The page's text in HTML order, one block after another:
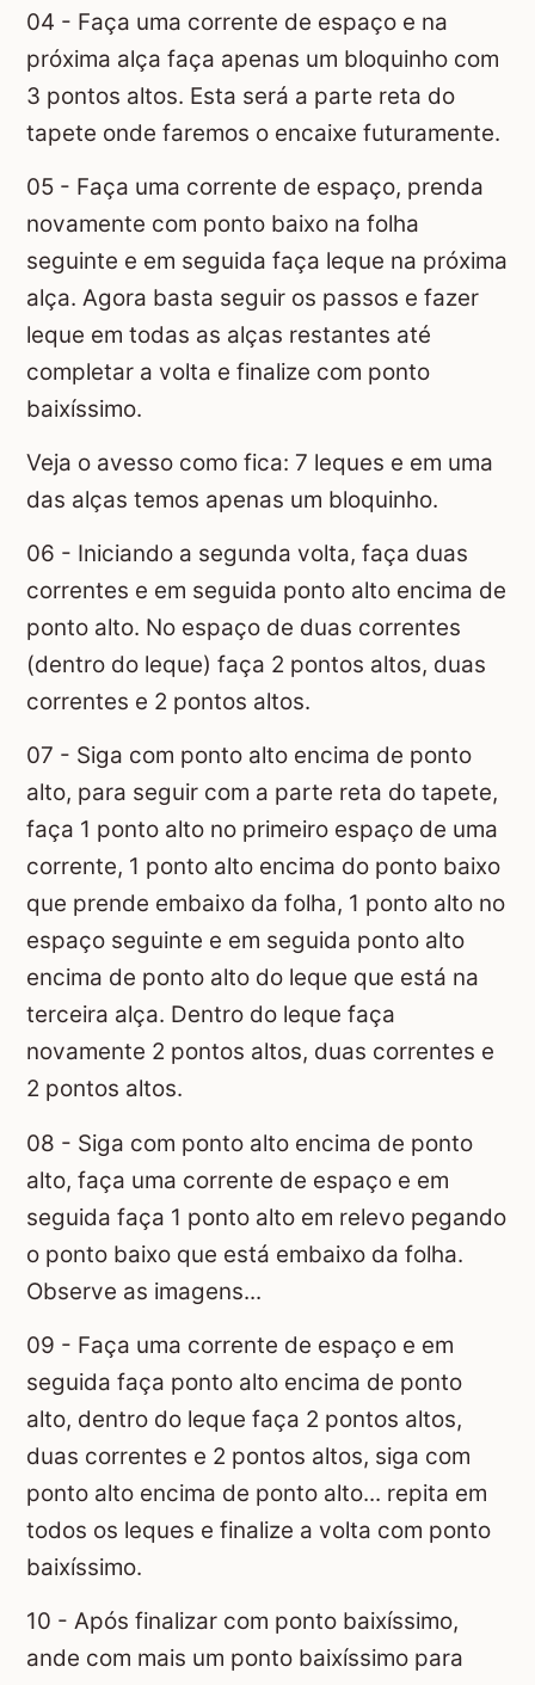
04 - Faça uma corrente de espaço e na
próxima alça faça apenas um bloquinho com
3 pontos altos. Esta será a parte reta do
tapete onde faremos o encaixe futuramente.
05 - Faça uma corrente de espaço, prenda
novamente com ponto baixo na folha
seguinte e em seguida faça leque na próxima
alça. Agora basta seguir os passos e fazer
leque em todas as alças restantes até
completar a volta e finalize com ponto
baixíssimo.
Veja o avesso como fica: 7 leques e em uma
das alças temos apenas um bloquinho.
06 - Iniciando a segunda volta, faça duas
correntes e em seguida ponto alto encima de
ponto alto. No espaço de duas correntes
(dentro do leque) faça 2 pontos altos, duas
correntes e 2 pontos altos.
07 - Siga com ponto alto encima de ponto
alto, para seguir com a parte reta do tapete,
faça 1 ponto alto no primeiro espaço de uma
corrente, 1 ponto alto encima do ponto baixo
que prende embaixo da folha, 1 ponto alto no
espaço seguinte e em seguida ponto alto
encima de ponto alto do leque que está na
terceira alça. Dentro do leque faça
novamente 2 pontos altos, duas correntes e
2 pontos altos.
08 - Siga com ponto alto encima de ponto
alto, faça uma corrente de espaço e em
seguida faça 1 ponto alto em relevo pegando
o ponto baixo que está embaixo da folha.
Observe as imagens...
09 - Faça uma corrente de espaço e em
seguida faça ponto alto encima de ponto
alto, dentro do leque faça 2 pontos altos,
duas correntes e 2 pontos altos, siga com
ponto alto encima de ponto alto... repita em
todos os leques e finalize a volta com ponto
baixíssimo.
10 - Após finalizar com ponto baixíssimo,
ande com mais um ponto baixíssimo para